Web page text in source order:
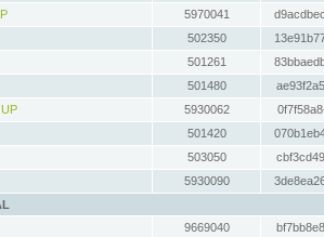
5970041
502350
501261
501480
5930062
501420
503050
5930090
9669040